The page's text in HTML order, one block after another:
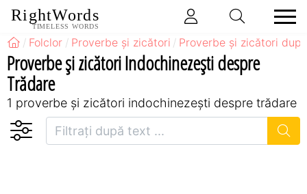
RightWords
TIMELESS WORDS
Folclor Proverbe și zicători Proverbe și zicători
Proverbe și zicători Indochinezeşti despre
Trădare
1 proverbe și zicători indochinezeşti despre trădare